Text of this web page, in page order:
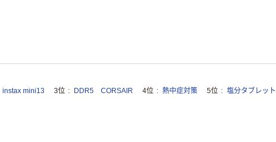
instax mini13 3位 DDR5 CORSAIR 4位 熱中症対策 5位 塩分タブレット